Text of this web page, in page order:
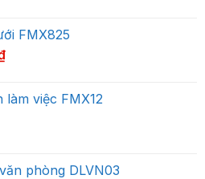
FMX825
làm việc FMX12
phòng DLVN03